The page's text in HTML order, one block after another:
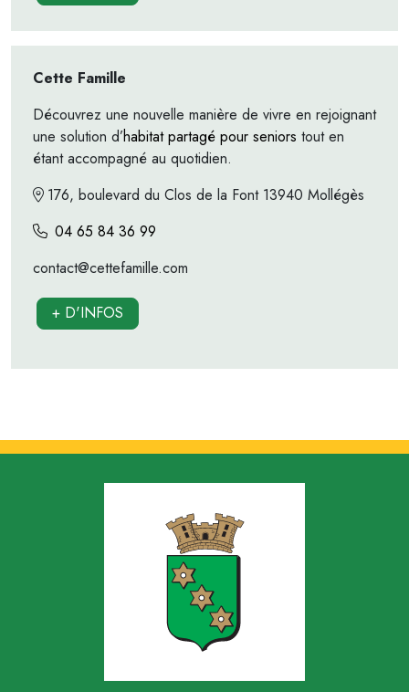
Cette Famille
Découvrez une nouvelle manière de vivre en rejoignant
une solution d’habitat partagé pour seniors tout en
étant accompagné au quotidien.
176, boulevard du Clos de la Font 13940 Mollégès
04 65 84 36 99
contact@cettefamille.com
+ D'INFOS